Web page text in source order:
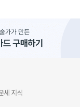
세 지식